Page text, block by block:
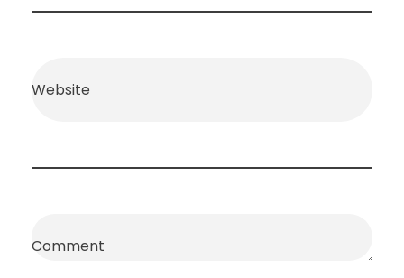
Website
Comment